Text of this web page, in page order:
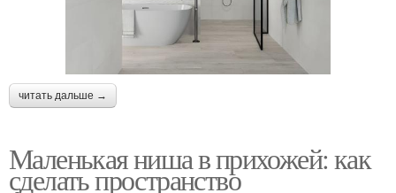
читать дальше →
Маленькая ниша в прихожей: как
сделать пространство